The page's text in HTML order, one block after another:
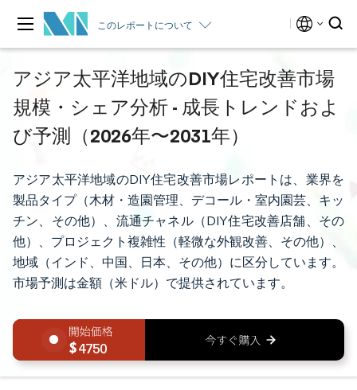
このレポートについて
アジア太平洋地域のDIY住宅改善市場
規模・シェア分析 - 成長トレンドおよ
び予測（2026年〜2031年）
アジア太平洋地域のDIY住宅改善市場レポートは、業界を
製品タイプ（木材・造園管理、デコール・室内園芸、キッ
チン、その他）、流通チャネル（DIY住宅改善店舗、その
他）、プロジェクト複雑性（軽微な外観改善、その他）、
地域（インド、中国、日本、その他）に区分しています。
市場予測は金額（米ドル）で提供されています。
4750